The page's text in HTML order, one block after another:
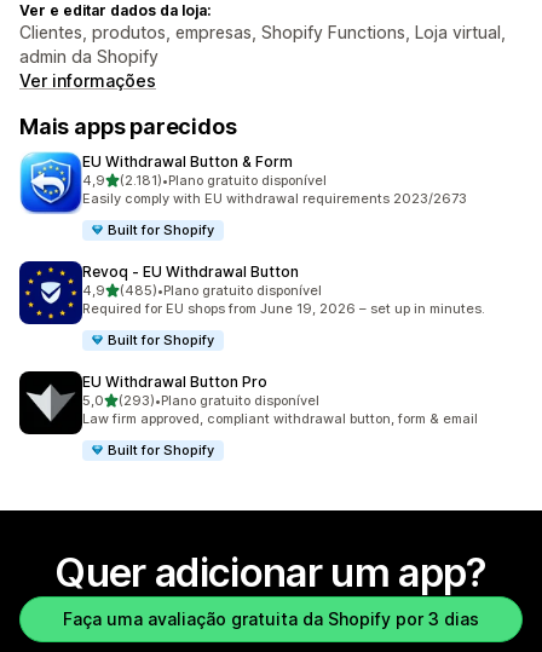
Ver e editar dados da loja:
Clientes, produtos, empresas, Shopify Functions, Loja virtual,
admin da Shopify
Ver informações
Mais apps parecidos
EU Withdrawal Button & Form
4,9de 5 estrelas
(2.181)
2181 avaliações ao todo
•Plano gratuito disponível
Easily comply with EU withdrawal requirements 2023/2673
Built for Shopify
Revoq ‑ EU Withdrawal Button
4,9de 5 estrelas
(485)
485 avaliações ao todo
•Plano gratuito disponível
Required for EU shops from June 19, 2026 – set up in minutes.
Built for Shopify
EU Withdrawal Button Pro
5,0de 5 estrelas
(293)
293 avaliações ao todo
•Plano gratuito disponível
Law firm approved, compliant withdrawal button, form & email
Built for Shopify
Quer adicionar um app?
Faça uma avaliação gratuita da Shopify por 3 dias